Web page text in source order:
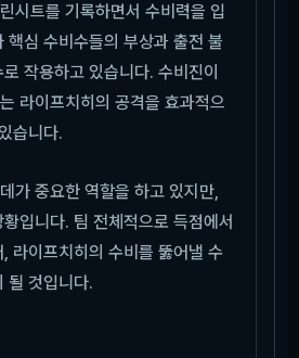
시트를 기록하면서 수비력을 입
핵심 수비수들의 부상과 출전 불
작용하고 있습니다. 수비진이
라이프치히의 공격을 효과적으
습니다.
가 중요한 역할을 하고 있지만,
입니다. 팀 전체적으로 득점에서
라이프치히의 수비를 뚫어낼 수
될 것입니다.